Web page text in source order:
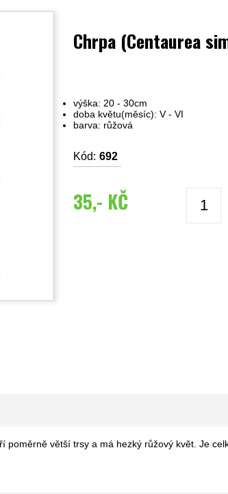
Chrpa (Centaurea
výška: 20 - 30cm
doba květu(měsíc): V - VI
barva: růžová
Kód: 692
35,- KČ
větší trsy a má hezký růžový květ. Je